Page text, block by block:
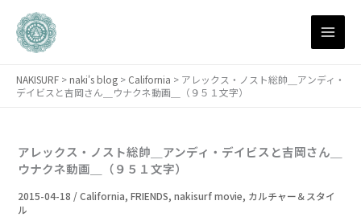
NAKISURF > naki's blog > California > アレックス・ノスト総帥＿アンディ・
デイビスと吉岡さん＿ウナクネ動画＿（９５１文字）
アレックス・ノスト総帥＿アンディ・デイビスと吉岡さん＿
ウナクネ動画＿（９５１文字）
2015-04-18 /California,FRIENDS,nakisurf movie, カルチャー＆スタイ
ル
別
ア
ー
イ